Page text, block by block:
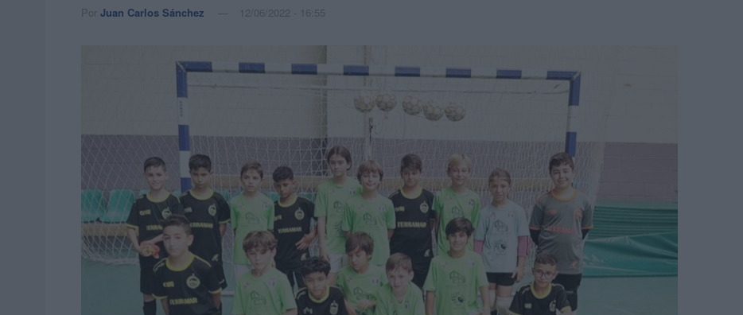
Por Juan Carlos Sánchez 12/06/2022 - 16:55